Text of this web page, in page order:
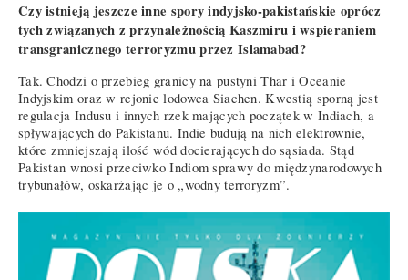
Czy istnieją jeszcze inne spory indyjsko-pakistańskie oprócz
tych związanych z przynależnością Kaszmiru i wspieraniem
transgranicznego terroryzmu przez Islamabad?
Tak. Chodzi o przebieg granicy na pustyni Thar i Oceanie
Indyjskim oraz w rejonie lodowca Siachen. Kwestią sporną jest
regulacja Indusu i innych rzek mających początek w Indiach, a
spływających do Pakistanu. Indie budują na nich elektrownie,
które zmniejszają ilość wód docierających do sąsiada. Stąd
Pakistan wnosi przeciwko Indiom sprawy do międzynarodowych
trybunałów, oskarżając je o „wodny terroryzm”.